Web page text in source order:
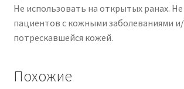
Не использовать на открытых ранах.
пациентов с кожными заболеваниями
потрескавшейся кожей.
Похожие